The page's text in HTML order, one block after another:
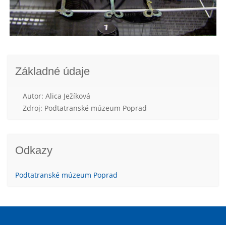
Základné údaje
Autor: Alica Ježíková
Zdroj: Podtatranské múzeum Poprad
Odkazy
Podtatranské múzeum Poprad